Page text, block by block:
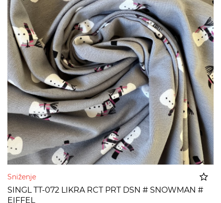
Sniženje
SINGL TT-072 LIKRA RCT PRT DSN # SNOWMAN #
EIFFEL